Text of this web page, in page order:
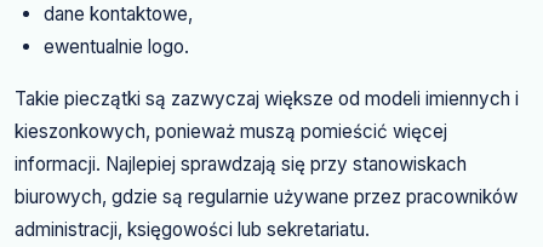
dane kontaktowe,
ewentualnie logo.
Takie pieczątki są zazwyczaj większe od modeli imiennych i
kieszonkowych, ponieważ muszą pomieścić więcej
informacji. Najlepiej sprawdzają się przy stanowiskach
biurowych, gdzie są regularnie używane przez pracowników
administracji, księgowości lub sekretariatu.